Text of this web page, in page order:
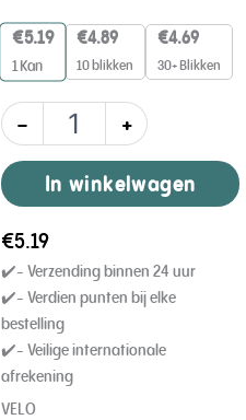
€5.19
1Kan
€4.89
10 blikken
€4.69
30+ Blikken
- +
In winkelwagen
€5.19
✔️- Verzending binnen 24 uur
✔️- Verdien punten bij elke
bestelling
✔️- Veilige internationale
afrekening
VELO